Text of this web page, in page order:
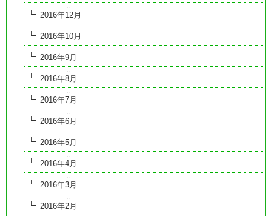
2016年12月
2016年10月
2016年9月
2016年8月
2016年7月
2016年6月
2016年5月
2016年4月
2016年3月
2016年2月